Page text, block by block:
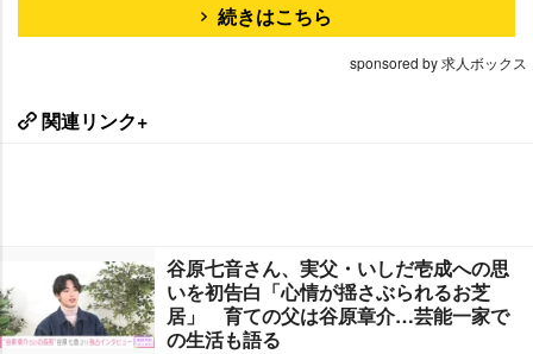
続きはこちら
sponsored by 求人ボックス
関連リンク+
谷原七音さん、実父・いしだ壱成への思
いを初告白「心情が揺さぶられるお芝
居」 育ての父は谷原章介…芸能一家で
の生活も語る